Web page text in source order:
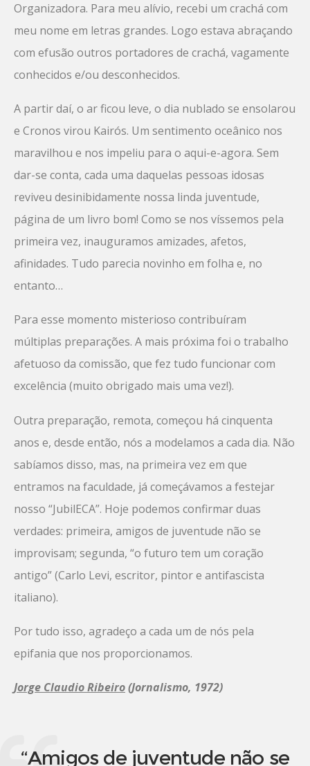
Organizadora. Para meu alívio, recebi um crachá com
meu nome em letras grandes. Logo estava abraçando
com efusão outros portadores de crachá, vagamente
conhecidos e/ou desconhecidos.
A partir daí, o ar ficou leve, o dia nublado se ensolarou
e Cronos virou Kairós. Um sentimento oceânico nos
maravilhou e nos impeliu para o aqui-e-agora. Sem
dar-se conta, cada uma daquelas pessoas idosas
reviveu desinibidamente nossa linda juventude,
página de um livro bom! Como se nos víssemos pela
primeira vez, inauguramos amizades, afetos,
afinidades. Tudo parecia novinho em folha e, no
entanto…
Para esse momento misterioso contribuíram
múltiplas preparações. A mais próxima foi o trabalho
afetuoso da comissão, que fez tudo funcionar com
excelência (muito obrigado mais uma vez!).
Outra preparação, remota, começou há cinquenta
anos e, desde então, nós a modelamos a cada dia. Não
sabíamos disso, mas, na primeira vez em que
entramos na faculdade, já começávamos a festejar
nosso “JubilECA”. Hoje podemos confirmar duas
verdades: primeira, amigos de juventude não se
improvisam; segunda, “o futuro tem um coração
antigo” (Carlo Levi, escritor, pintor e antifascista
italiano).
Por tudo isso, agradeço a cada um de nós pela
epifania que nos proporcionamos.
Jorge Claudio Ribeiro(Jornalismo, 1972)
“Amigos de juventude não se